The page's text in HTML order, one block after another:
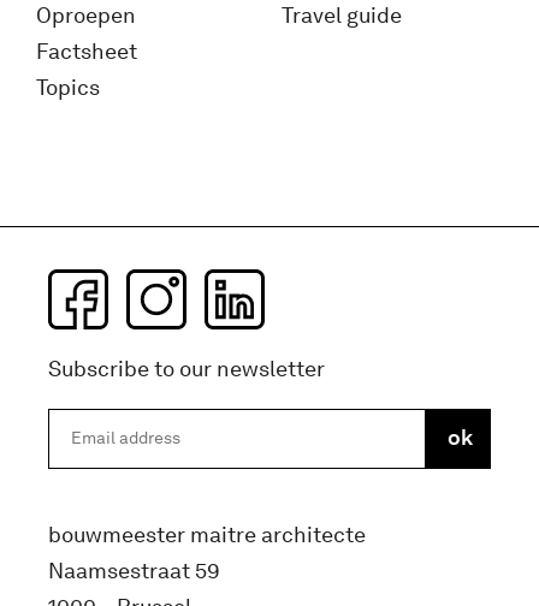
Oproepen
Factsheet
Topics
Travel guide
Subscribe to our newsletter
bouwmeester maitre architecte
Naamsestraat 59